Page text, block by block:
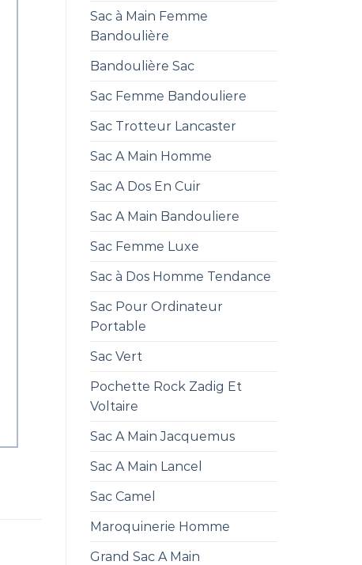
Sac à Main Femme
Bandoulière
Bandoulière Sac
Sac Femme Bandouliere
Sac Trotteur Lancaster
Sac A Main Homme
Sac A Dos En Cuir
Sac A Main Bandouliere
Sac Femme Luxe
Sac à Dos Homme Tendance
Sac Pour Ordinateur
Portable
Sac Vert
Pochette Rock Zadig Et
Voltaire
Sac A Main Jacquemus
Sac A Main Lancel
Sac Camel
Maroquinerie Homme
Grand Sac A Main